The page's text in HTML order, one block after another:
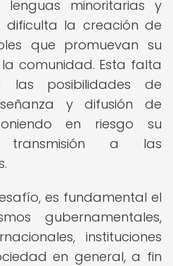
minoritarias y
dificulta la creación de
que promuevan su
comunidad. Esta falta
las posibilidades de
y difusión de
en riesgo su
transmisión a las
es fundamental el
gubernamentales,
instituciones
en general, a fin